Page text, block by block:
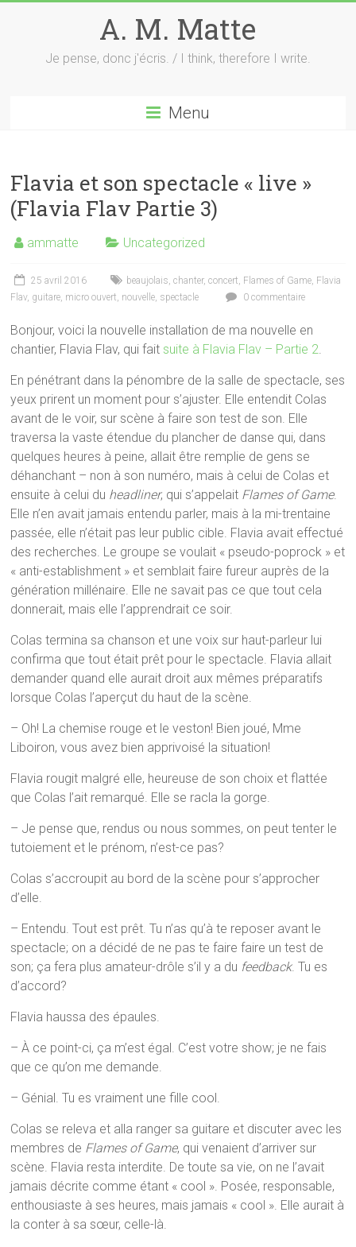
A. M. Matte
Je pense, donc j'écris. / I think, therefore I write.
Menu
Flavia et son spectacle « live »
(Flavia Flav Partie 3)
ammatte Uncategorized
25 avril 2016 beaujolais,chanter,concert, Flames of Game, Flavia
Flav, guitare, micro ouvert, nouvelle, spectacle 0 commentaire
Bonjour, voici la nouvelle installation de ma nouvelle en
chantier, Flavia Flav, qui fait suite à Flavia Flav – Partie 2.
En pénétrant dans la pénombre de la salle de spectacle, ses
yeux prirent un moment pour s’ajuster. Elle entendit Colas
avant de le voir, sur scène à faire son test de son. Elle
traversa la vaste étendue du plancher de danse qui, dans
quelques heures à peine, allait être remplie de gens se
déhanchant – non à son numéro, mais à celui de Colas et
ensuite à celui du headliner, qui s’appelait Flames of Game.
Elle n’en avait jamais entendu parler, mais à la mi-trentaine
passée, elle n’était pas leur public cible. Flavia avait effectué
des recherches. Le groupe se voulait « pseudo-poprock » et
« anti-establishment » et semblait faire fureur auprès de la
génération millénaire. Elle ne savait pas ce que tout cela
donnerait, mais elle l’apprendrait ce soir.
Colas termina sa chanson et une voix sur haut-parleur lui
confirma que tout était prêt pour le spectacle. Flavia allait
demander quand elle aurait droit aux mêmes préparatifs
lorsque Colas l’aperçut du haut de la scène.
– Oh! La chemise rouge et le veston! Bien joué, Mme
Liboiron, vous avez bien apprivoisé la situation!
Flavia rougit malgré elle, heureuse de son choix et flattée
que Colas l’ait remarqué. Elle se racla la gorge.
– Je pense que, rendus ou nous sommes, on peut tenter le
tutoiement et le prénom, n’est-ce pas?
Colas s’accroupit au bord de la scène pour s’approcher
d’elle.
– Entendu. Tout est prêt. Tu n’as qu’à te reposer avant le
spectacle; on a décidé de ne pas te faire faire un test de
son; ça fera plus amateur-drôle s’il y a du feedback. Tu es
d’accord?
Flavia haussa des épaules.
– À ce point-ci, ça m’est égal. C’est votre show; je ne fais
que ce qu’on me demande.
– Génial. Tu es vraiment une fille cool.
Colas se releva et alla ranger sa guitare et discuter avec les
membres de Flames of Game, qui venaient d’arriver sur
scène. Flavia resta interdite. De toute sa vie, on ne l’avait
jamais décrite comme étant « cool ». Posée, responsable,
enthousiaste à ses heures, mais jamais « cool ». Elle aurait à
la conter à sa sœur, celle-là.